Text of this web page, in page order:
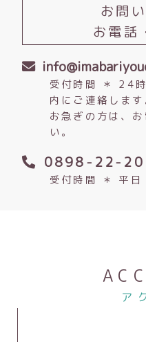
お問
お電話
受付時間 ＊ 24
内にご連絡します
お急ぎの方は、
い。
0898-22-
受付時間 ＊ 平
ア